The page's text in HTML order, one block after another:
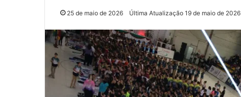
25 de maio de 2026 Última Atualização 19 de maio de 2026